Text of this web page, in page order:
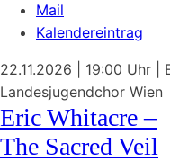
Mail
Kalendereintrag
22.11.2026 | 19:00 Uhr
Landesjugendchor Wien
Eric Whitacre –
The Sacred Veil